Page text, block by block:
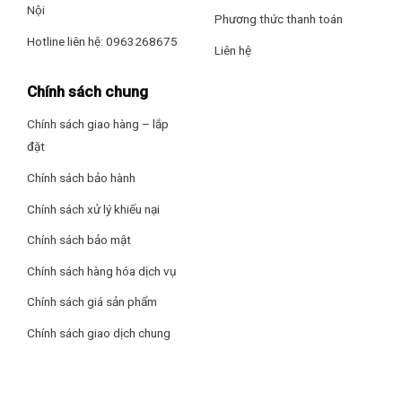
định, kết hợp quạt đảo nhiệt hơi lạnh sâu và lưu thông đều
khắp bên trong tủ đảm bảo thực phẩm đều được tươi ngon.
Nhiệt độ làm lạnh của tủ là 0-10 độ C.
Sanaky VH-358K3L sử dụng lốc máy nén khí do Panasonic
Chân tủ được lắp đặt 4 bánh xe chịu lực giúp việc di chuyển
Nội
Hotline liên hệ: 0963268675
Phương thức thanh toán
Liên hệ
Chính sách chung
Chính sách giao hàng – lắp
đặt
Chính sách bảo hành
Chính sách xử lý khiếu nại
Chính sách bảo mật
Chính sách hàng hóa dịch vụ
Chính sách giá sản phẩm
Chính sách giao dịch chung